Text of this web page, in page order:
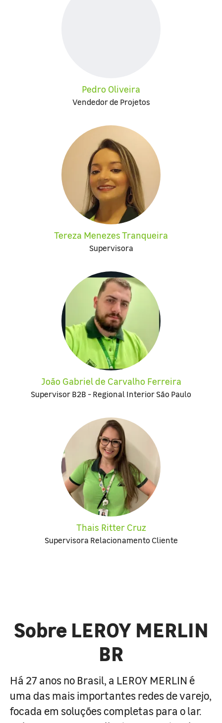
Pedro Oliveira
Vendedor de Projetos
Tereza Menezes Tranqueira
Supervisora
João Gabriel de Carvalho Ferreira
Supervisor B2B - Regional Interior São Paulo
Thais Ritter Cruz
Supervisora Relacionamento Cliente
Sobre LEROY MERLIN
BR
Há 27 anos no Brasil, a LEROY MERLIN é
uma das mais importantes redes de varejo,
focada em soluções completas para o lar.